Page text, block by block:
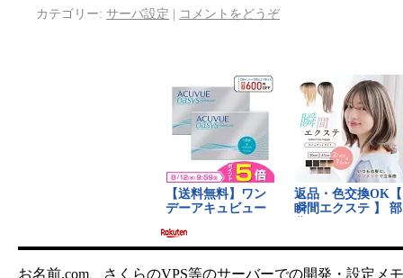
カテゴリー: サーバ設定 | コメントをどうぞ
お名前.com、さくらのVPS等のサーバーでの開発・設定メモ